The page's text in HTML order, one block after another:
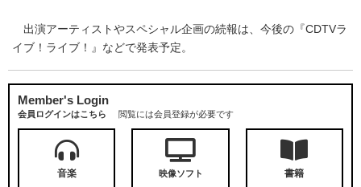
出演アーティストやスペシャル企画の続報は、今後の『CDTVラ
イブ！ライブ！』などで発表予定。
Member's Login
会員ログインはこちら 閲覧には会員登録が必要です
音楽 映像ソフト 書籍